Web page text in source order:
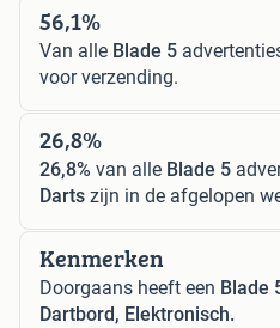
56,1%
Van alle Blade 5
voor verzending.
26,8%
26,8% van alle Blade 5
Darts zijn in de afgelopen
Kenmerken
Doorgaans heeft een Blade
Dartbord, Elektronisch.